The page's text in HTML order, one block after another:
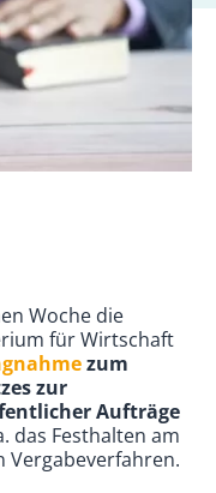
Woche die
für Wirtschaft
zum
zur
Aufträge
das Festhalten am
Vergabeverfahren.